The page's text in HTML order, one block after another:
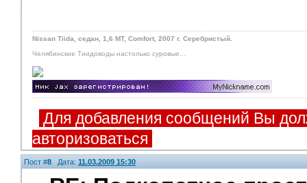
Nissan Tiida, седан, 1,6 MT, Comfort, 2007 г. Серебристый.
Челябинские Тиидоводы настолько суровые...
Для добавления сообщений Вы
авторизоваться
Пост #8 Дата: 11.03.2009 15:30